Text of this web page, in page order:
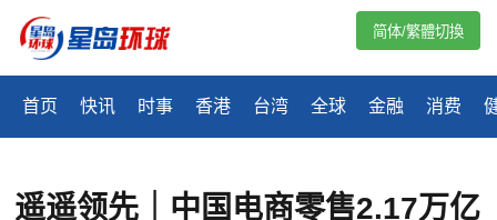
首页 快讯 时事 香港 台湾 全球 金融 消费
简体/繁體切換
遥遥领先｜中国电商零售2.17万亿